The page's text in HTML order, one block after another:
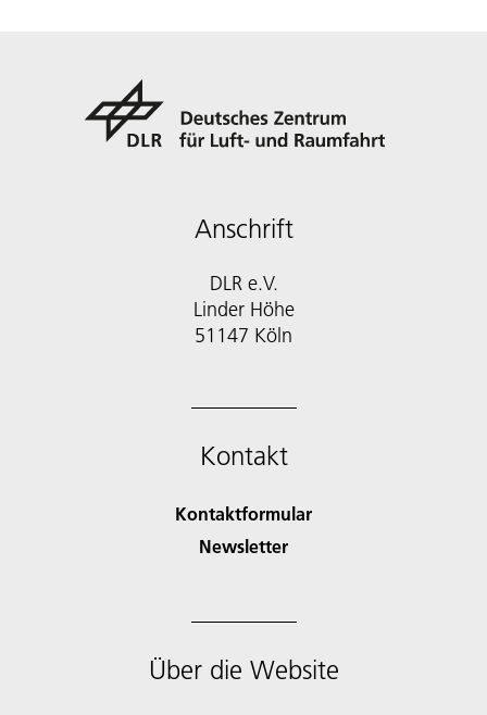
Anschrift
DLR e.V.
Linder Höhe
51147 Köln
Kontakt
Kontaktformular
Newsletter
Über die Website